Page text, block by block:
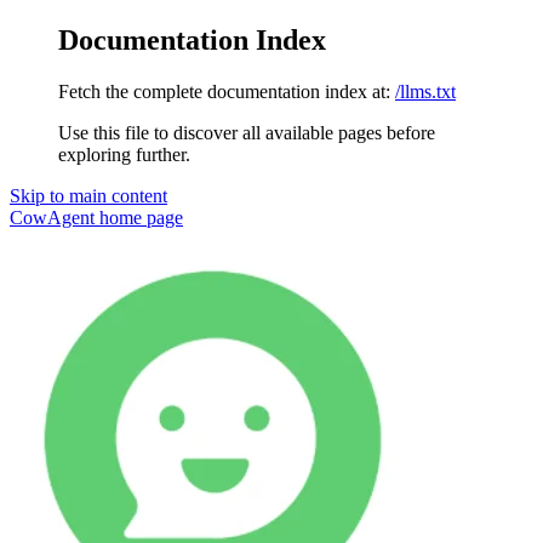
Documentation Index
Fetch the complete documentation index at: /llms.txt
Use this file to discover all available pages before
exploring further.
Skip to main content
CowAgent home page